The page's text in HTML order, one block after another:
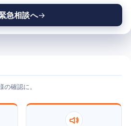
急相談へ
確認に。